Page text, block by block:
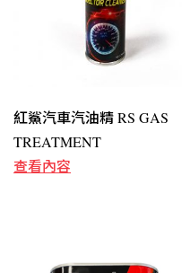
紅鯊汽車汽油精 RS GAS
TREATMENT
查看內容